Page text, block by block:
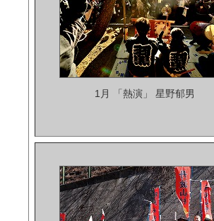
1月 「熱演」 星野郁男